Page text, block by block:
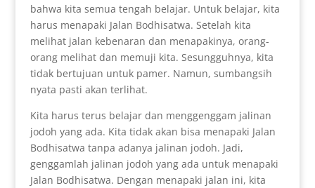
bahwa kita semua tengah belajar. Untuk belajar, kita
harus menapaki Jalan Bodhisatwa. Setelah kita
melihat jalan kebenaran dan menapakinya, orang-
orang melihat dan memuji kita. Sesungguhnya, kita
tidak bertujuan untuk pamer. Namun, sumbangsih
nyata pasti akan terlihat.
Kita harus terus belajar dan menggenggam jalinan
jodoh yang ada. Kita tidak akan bisa menapaki Jalan
Bodhisatwa tanpa adanya jalinan jodoh. Jadi,
genggamlah jalinan jodoh yang ada untuk menapaki
Jalan Bodhisatwa. Dengan menapaki jalan ini, kita